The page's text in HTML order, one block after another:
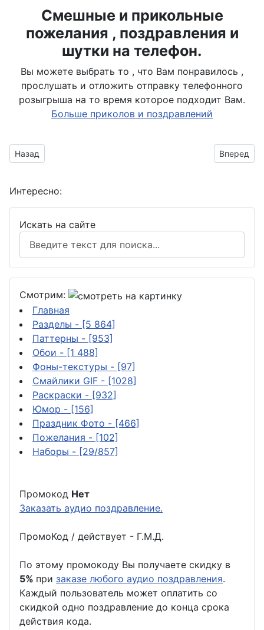
Смешные и прикольные
пожелания , поздравления и
шутки на телефон.
Вы можете выбрать то , что Вам понравилось ,
прослушать и отложить отправку телефонного
розыгрыша на то время которое подходит Вам.
Больше приколов и поздравлений
Предыдущий материал: Поздравить с наступающим
Назад Вперед
Интересно:
Искать на сайте
Смотрим:
Главная
Разделы - [5 864]
Паттерны - [953]
Обои - [1 488]
Фоны-текстуры - [97]
Смайлики GIF - [1028]
Раскраски - [932]
Юмор - [156]
Праздник Фото - [466]
Пожелания - [102]
Наборы - [29/857]
Промокод Нет
Заказать аудио поздравление.
ПромоКод / действует - Г.М.Д.
По этому промокоду Вы получаете скидку в
5% при заказе любого аудио поздравления.
Каждый пользователь может оплатить со
скидкой одно поздравление до конца срока
действия кода.